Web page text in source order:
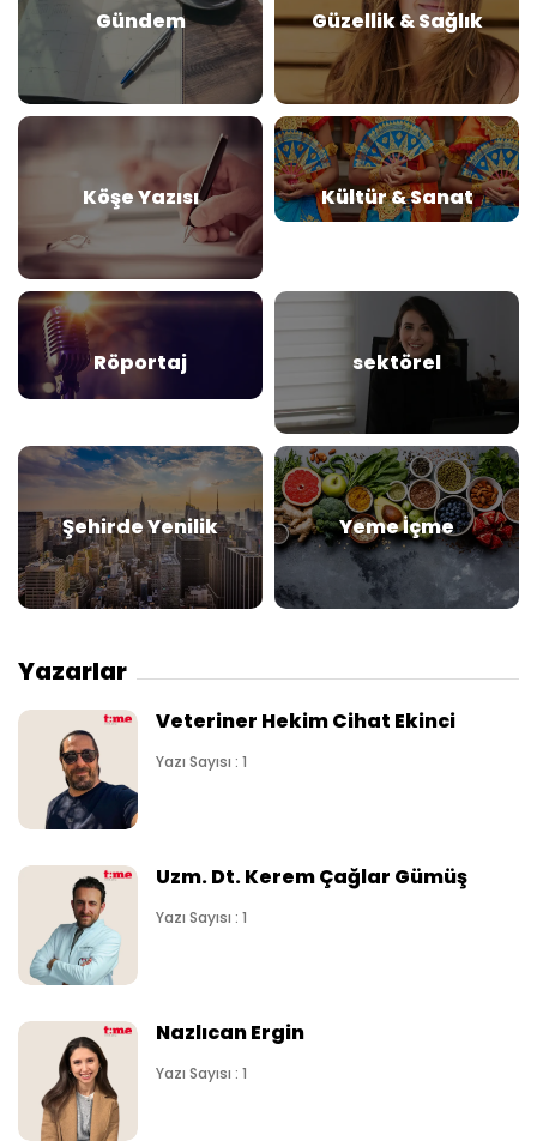
Gündem Güzellik & Sağlık
Köşe Yazısı Kültür & Sanat
Röportaj sektörel
Şehirde Yenilik Yeme İçme
Yazarlar
Veteriner Hekim Cihat Ekinci
Yazı Sayısı : 1
Uzm. Dt. Kerem Çağlar Gümüş
Yazı Sayısı : 1
Nazlıcan Ergin
Yazı Sayısı : 1